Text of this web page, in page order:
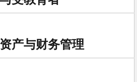
产与财务管理